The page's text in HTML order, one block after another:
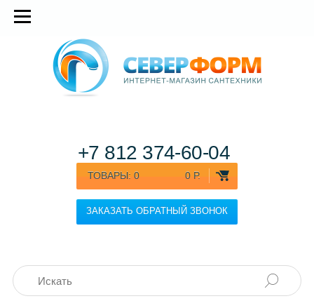
ТОВАРЫ: 0 0 Р.
ЗАКАЗАТЬ ОБРАТНЫЙ ЗВОНОК
+7 812 374-60-04